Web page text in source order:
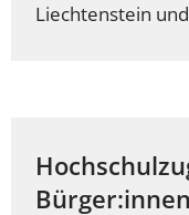
Liechtenstein
Bürger:innen